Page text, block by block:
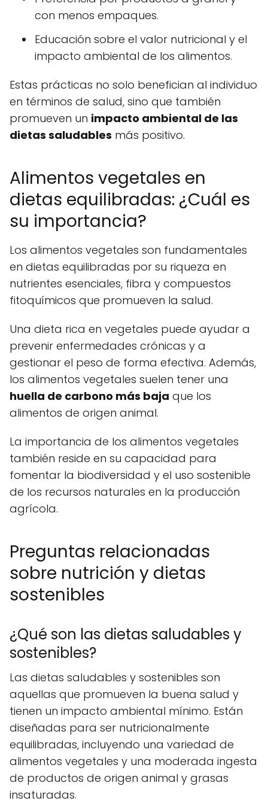
con menos empaques.
Educación sobre el valor nutricional y el
impacto ambiental de los alimentos.
Estas prácticas no solo benefician al individuo
en términos de salud, sino que también
promueven un impacto ambiental de las
dietas saludables más positivo.
Alimentos vegetales en
dietas equilibradas: ¿Cuál es
su importancia?
Los alimentos vegetales son fundamentales
en dietas equilibradas por su riqueza en
nutrientes esenciales, fibra y compuestos
fitoquímicos que promueven la salud.
Una dieta rica en vegetales puede ayudar a
prevenir enfermedades crónicas y a
gestionar el peso de forma efectiva. Además,
los alimentos vegetales suelen tener una
huella de carbono más baja que los
alimentos de origen animal.
La importancia de los alimentos vegetales
también reside en su capacidad para
fomentar la biodiversidad y el uso sostenible
de los recursos naturales en la producción
agrícola.
Preguntas relacionadas
sobre nutrición y dietas
sostenibles
¿Qué son las dietas saludables y
sostenibles?
Las dietas saludables y sostenibles son
aquellas que promueven la buena salud y
tienen un impacto ambiental mínimo. Están
diseñadas para ser nutricionalmente
equilibradas, incluyendo una variedad de
alimentos vegetales y una moderada ingesta
de productos de origen animal y grasas
insaturadas.